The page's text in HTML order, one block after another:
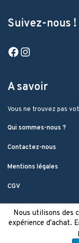
Suivez-nous !
Facebook
A savoir
Vous ne trouvez pas
Qui sommes-nous ?
Contactez-nous
Mentions légales
CGV
Nous utilisons des
expérience d'achat.